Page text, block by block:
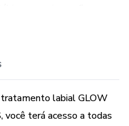
camadas da pele labial!
labial GLOW
você terá acesso a todas